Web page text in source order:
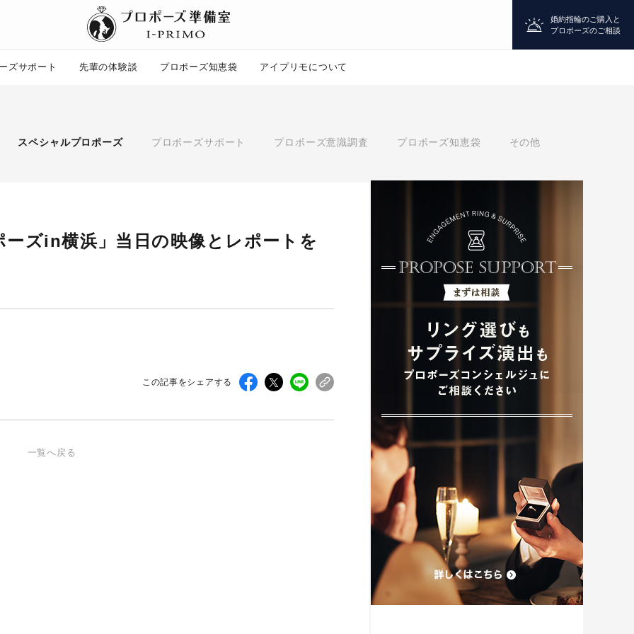
婚約指輪のご購入と
プロポーズのご相談
ズサポート 先輩の体験談 プロポーズ知恵袋 アイプリモについて
スペシャルプロポーズ プロポーズサポート プロポーズ意識調査 プロポーズ知恵袋 その他
ズin横浜」当日の映像とレポートを
この記事をシェアする
一覧へ戻る
ピックアップ
場所
言葉 エピソード
プロポーズ
婚約指輪
マッチング診断
プロポーズプラン検索